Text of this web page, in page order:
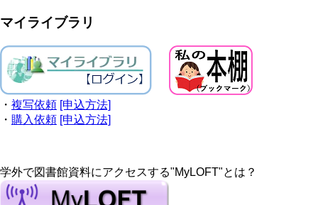
マイライブラリ
・ 複写依頼 [申込方法]
・ 購入依頼 [申込方法]
学外で図書館資料にアクセスする"MyLOFT"とは？